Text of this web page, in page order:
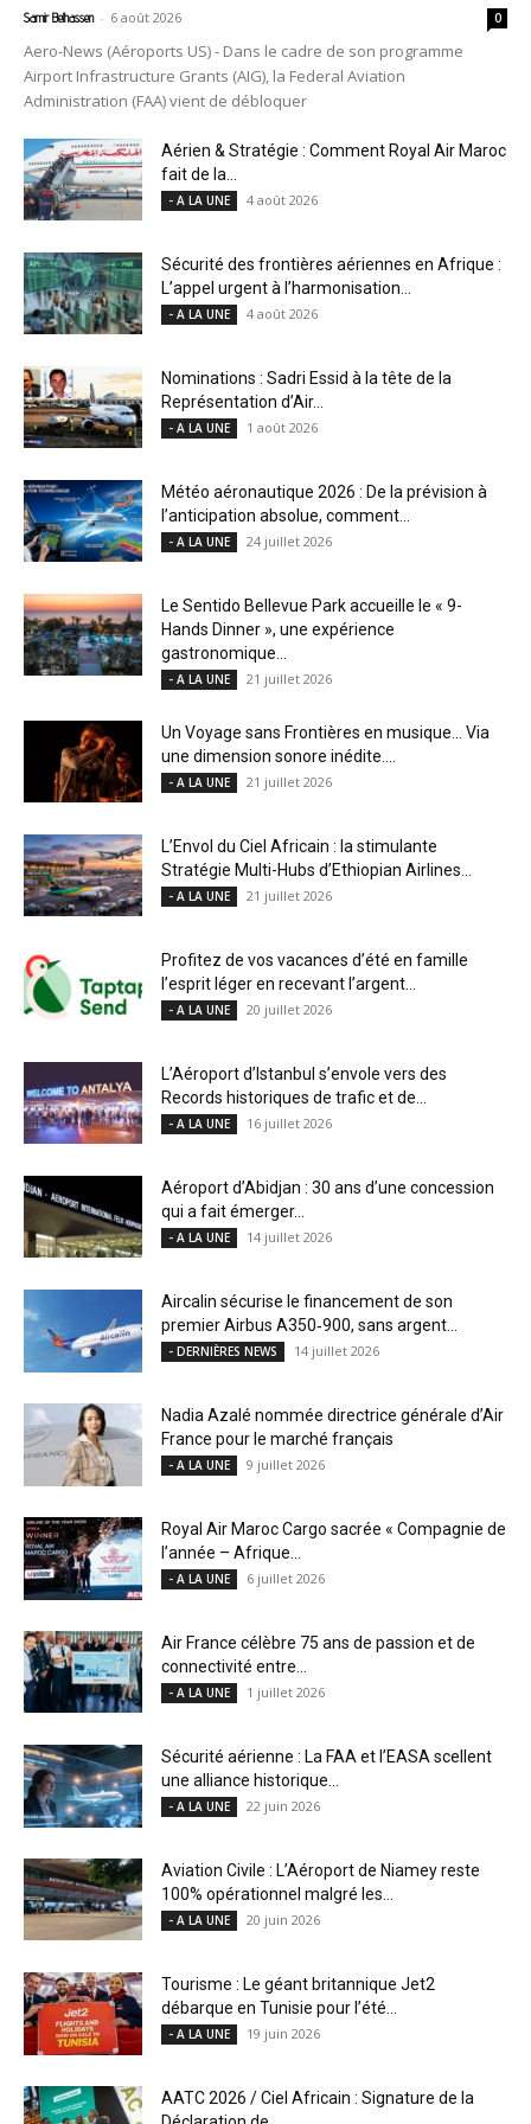
Samir Belhassen - 6 août 2026 0
Aero-News (Aéroports US) - Dans le cadre de son programme
Airport Infrastructure Grants (AIG), la Federal Aviation
Administration (FAA) vient de débloquer
Aérien & Stratégie : Comment Royal Air Maroc
fait de la...
- A LA UNE 4 août 2026
Sécurité des frontières aériennes en Afrique :
L’appel urgent à l’harmonisation...
- A LA UNE 4 août 2026
Nominations : Sadri Essid à la tête de la
Représentation d’Air...
- A LA UNE 1 août 2026
Météo aéronautique 2026 : De la prévision à
l’anticipation absolue, comment...
- A LA UNE 24 juillet 2026
Le Sentido Bellevue Park accueille le « 9-
Hands Dinner », une expérience
gastronomique...
- A LA UNE 21 juillet 2026
Un Voyage sans Frontières en musique… Via
une dimension sonore inédite....
- A LA UNE 21 juillet 2026
L’Envol du Ciel Africain : la stimulante
Stratégie Multi-Hubs d’Ethiopian Airlines...
- A LA UNE 21 juillet 2026
Profitez de vos vacances d’été en famille
l’esprit léger en recevant l’argent...
- A LA UNE 20 juillet 2026
L’Aéroport d’Istanbul s’envole vers des
Records historiques de trafic et de...
- A LA UNE 16 juillet 2026
Aéroport d’Abidjan : 30 ans d’une concession
qui a fait émerger...
- A LA UNE 14 juillet 2026
Aircalin sécurise le financement de son
premier Airbus A350‑900, sans argent...
- DERNIÈRES NEWS 14 juillet 2026
Nadia Azalé nommée directrice générale d’Air
France pour le marché français
- A LA UNE 9 juillet 2026
Royal Air Maroc Cargo sacrée « Compagnie de
l’année – Afrique...
- A LA UNE 6 juillet 2026
Air France célèbre 75 ans de passion et de
connectivité entre...
- A LA UNE 1 juillet 2026
Sécurité aérienne : La FAA et l’EASA scellent
une alliance historique...
- A LA UNE 22 juin 2026
Aviation Civile : L’Aéroport de Niamey reste
100% opérationnel malgré les...
- A LA UNE 20 juin 2026
Tourisme : Le géant britannique Jet2
débarque en Tunisie pour l’été...
- A LA UNE 19 juin 2026
AATC 2026 / Ciel Africain : Signature de la